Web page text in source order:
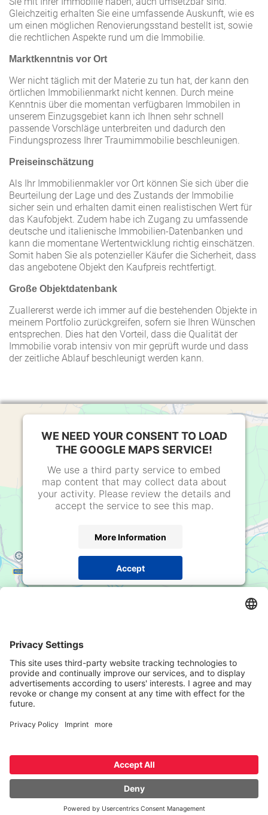
Gleichzeitig erhalten Sie eine umfassende Auskunft, wie es
um einen möglichen Renovierungsstand bestellt ist, sowie
die rechtlichen Aspekte rund um die Immobilie.
Marktkenntnis vor Ort
Wer nicht täglich mit der Materie zu tun hat, der kann den
örtlichen Immobilienmarkt nicht kennen. Durch meine
Kenntnis über die momentan verfügbaren Immobilen in
unserem Einzugsgebiet kann ich Ihnen sehr schnell
passende Vorschläge unterbreiten und dadurch den
Findungsprozess Ihrer Traumimmobilie beschleunigen.
Preiseinschätzung
Als Ihr Immobilienmakler vor Ort können Sie sich über die
Beurteilung der Lage und des Zustands der Immobilie
sicher sein und erhalten damit einen realistischen Wert für
das Kaufobjekt. Zudem habe ich Zugang zu umfassende
deutsche und italienische Immobilien-Datenbanken und
kann die momentane Wertentwicklung richtig einschätzen.
Somit haben Sie als potenzieller Käufer die Sicherheit, dass
das angebotene Objekt den Kaufpreis rechtfertigt.
Große Objektdatenbank
Zuallererst werde ich immer auf die bestehenden Objekte in
meinem Portfolio zurückgreifen, sofern sie Ihren Wünschen
entsprechen. Dies hat den Vorteil, dass die Qualität der
Immobilie vorab intensiv von mir geprüft wurde und dass
der zeitliche Ablauf beschleunigt werden kann.
WE NEED YOUR CONSENT TO LOAD
THE GOOGLE MAPS SERVICE!
We use a third party service to embed
map content that may collect data about
your activity. Please review the details and
accept the service to see this map.
More Information
Accept
Powered byUsercentrics Consent Management
Telefon
+39 0471 978 830
E-Mail
office@rsimmo.it
© RSIMMO
Kontakt Impressum Datenschutz
Datenschutzeinstellungen